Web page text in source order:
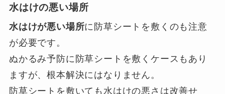
水はけの悪い場所
水はけが悪い場所に防草シートを敷くのも注意
が必要です。
ぬかるみ予防に防草シートを敷くケースもあり
ますが、根本解決にはなりません。
防草シートを敷いても水はけの悪さは改善せ